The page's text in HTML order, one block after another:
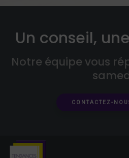
Un conseil,
Notre équipe vous
CONTACTEZ-